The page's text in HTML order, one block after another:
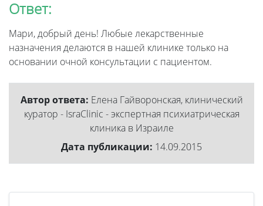
Ответ:
Мари, добрый день! Любые лекарственные
назначения делаются в нашей клинике только на
основании очной консультации с пациентом.
Автор ответа: Елена Гайворонская, клинический
куратор - IsraClinic - экспертная психиатрическая
клиника в Израиле
Дата публикации: 14.09.2015